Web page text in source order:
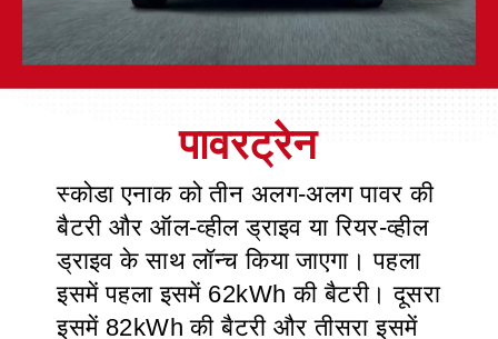
पावरट्रेन
स्कोडा एनाक को तीन अलग-अलग पावर की
बैटरी और ऑल-व्हील ड्राइव या रियर-व्हील
ड्राइव के साथ लॉन्च किया जाएगा। पहला
इसमें पहला इसमें 62kWh की बैटरी। दूसरा
इसमें 82kWh की बैटरी और तीसरा इसमें